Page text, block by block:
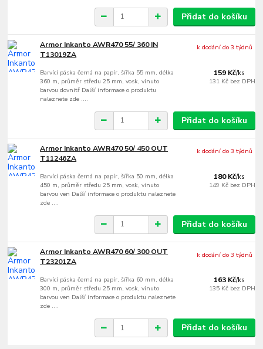
Přidat do košíku
Armor Inkanto AWR470 55/ 360 IN
T13019ZA
Barvící páska černá na papír, šířka 55 mm, délka
360 m, průměr středu 25 mm, vosk, vinuto
barvou dovnitř Další informace o produktu
naleznete zde ....
159 Kč/ks
131 Kč bez DPH
k dodání do 3 týdnů
Přidat do košíku
Armor Inkanto AWR470 50/ 450 OUT
T11246ZA
Barvící páska černá na papír, šířka 50 mm, délka
450 m, průměr středu 25 mm, vosk, vinuto
barvou ven Další informace o produktu naleznete
zde ....
180 Kč/ks
149 Kč bez DPH
k dodání do 3 týdnů
Přidat do košíku
Armor Inkanto AWR470 60/ 300 OUT
T23201ZA
Barvící páska černá na papír, šířka 60 mm, délka
300 m, průměr středu 25 mm, vosk, vinuto
barvou ven Další informace o produktu naleznete
zde ....
163 Kč/ks
135 Kč bez DPH
k dodání do 3 týdnů
Přidat do košíku